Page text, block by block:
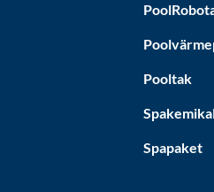
Pooltak
Spapaket